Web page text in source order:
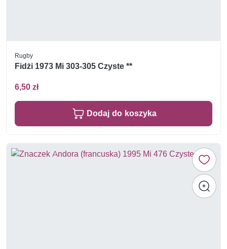
Rugby
Fidżi 1973 Mi 303-305 Czyste **
6,50 zł
Dodaj do koszyka